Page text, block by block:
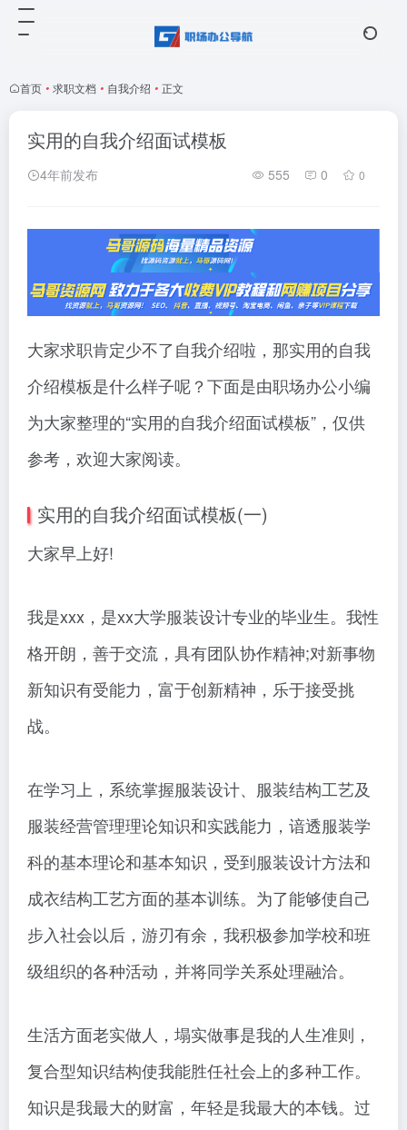
首页 • 求职文档 • 自我介绍 • 正文
实用的自我介绍面试模板
4年前发布 555 0 0
大家求职肯定少不了自我介绍啦，那实用的自我
介绍模板是什么样子呢？下面是由职场办公小编
为大家整理的“实用的自我介绍面试模板”，仅供
参考，欢迎大家阅读。
实用的自我介绍面试模板(一)
大家早上好!
我是xxx，是xx大学服装设计专业的毕业生。我性
格开朗，善于交流，具有团队协作精神;对新事物
新知识有受能力，富于创新精神，乐于接受挑
战。
在学习上，系统掌握服装设计、服装结构工艺及
服装经营管理理论知识和实践能力，谙透服装学
科的基本理论和基本知识，受到服装设计方法和
成衣结构工艺方面的基本训练。为了能够使自己
步入社会以后，游刃有余，我积极参加学校和班
级组织的各种活动，并将同学关系处理融洽。
生活方面老实做人，塌实做事是我的人生准则，
复合型知识结构使我能胜任社会上的多种工作。
知识是我最大的财富，年轻是我最大的本钱。过